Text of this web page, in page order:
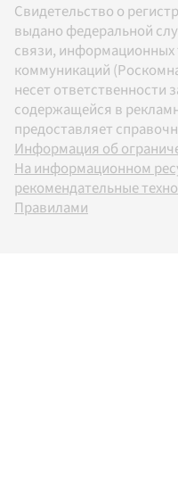
Свидетельство о
выдано федеральной
связи, информационных
коммуникаций
несет ответственности
содержащейся в
предоставляет
Информация об
На информационном
рекомендательные
Правилами